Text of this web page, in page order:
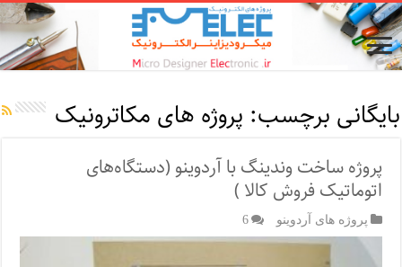
بایگانی برچسب: پروژه های مکاترونیک
پروژه ساخت وندینگ با آردوینو (دستگاه‌های
اتوماتیک فروش کالا )
پروژه های آردوینو 6